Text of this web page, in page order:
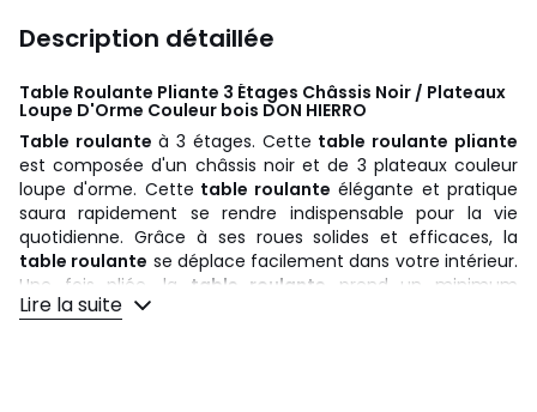
Description détaillée
Table Roulante Pliante 3 Étages Châssis Noir / Plateaux
Loupe D'Orme Couleur bois DON HIERRO
Table roulante à 3 étages. Cette table roulante pliante
est composée d'un châssis noir et de 3 plateaux couleur
loupe d'orme. Cette table roulante élégante et pratique
saura rapidement se rendre indispensable pour la vie
quotidienne. Grâce à ses roues solides et efficaces, la
table roulante se déplace facilement dans votre intérieur.
Une fois pliée, la table roulante
prend un minimum
d'espace.
Lire la suite